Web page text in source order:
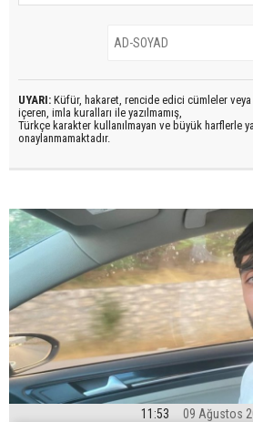
UYARI: Küfür, hakaret, rencide edici cümleler veya
içeren, imla kuralları ile yazılmamış,
Türkçe karakter kullanılmayan ve büyük harflerle
onaylanmamaktadır.
11:53 09 Ağustos